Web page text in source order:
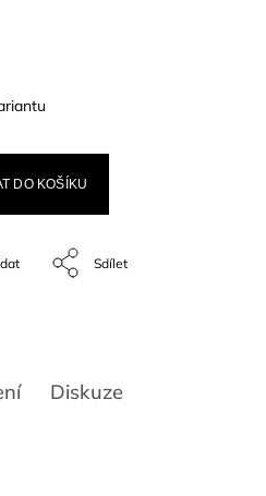
DO KOŠÍKU
Sdílet
Diskuze